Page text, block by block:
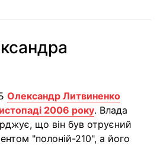
Олександр Литвиненко
2006 року. Влада
що він був отруєний
"полоній-210", а його